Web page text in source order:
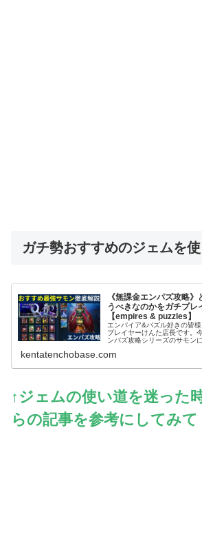
ガチ勢おすすめのジェムを
《無課金エンパズ攻略
うべきなのかをガチプ
【empires & puzzles】
エンパイア&パズル好きの皆
プレイヤーけんた店長です。
ンパズ攻略シリーズのサモン
筆者が、多くのプレイヤーさ
kentatenchobase.com
↑ジェムの使い道を迷った
らの記事を参考にしてみて